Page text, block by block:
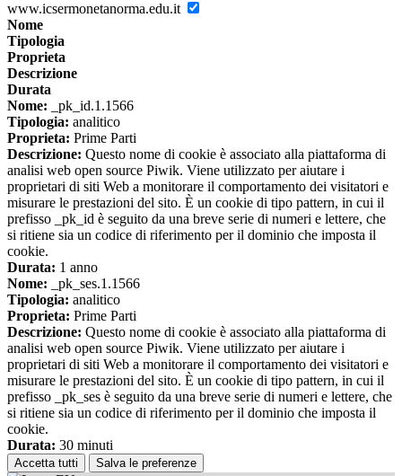
www.icsermonetanorma.edu.it
Nome
Tipologia
Proprieta
Descrizione
Durata
Nome: _pk_id.1.1566
Tipologia: analitico
Proprieta: Prime Parti
Descrizione: Questo nome di cookie è associato alla piattaforma di
analisi web open source Piwik. Viene utilizzato per aiutare i
proprietari di siti Web a monitorare il comportamento dei visitatori e
misurare le prestazioni del sito. È un cookie di tipo pattern, in cui il
prefisso _pk_id è seguito da una breve serie di numeri e lettere, che
si ritiene sia un codice di riferimento per il dominio che imposta il
cookie.
Durata: 1 anno
Nome: _pk_ses.1.1566
Tipologia: analitico
Proprieta: Prime Parti
Descrizione: Questo nome di cookie è associato alla piattaforma di
analisi web open source Piwik. Viene utilizzato per aiutare i
proprietari di siti Web a monitorare il comportamento dei visitatori e
misurare le prestazioni del sito. È un cookie di tipo pattern, in cui il
prefisso _pk_ses è seguito da una breve serie di numeri e lettere, che
si ritiene sia un codice di riferimento per il dominio che imposta il
cookie.
Durata: 30 minuti
Accetta tutti Salva le preferenze